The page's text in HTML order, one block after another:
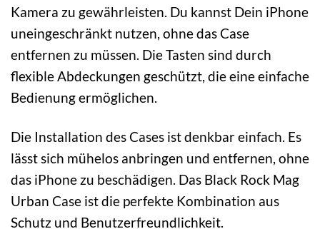
Kamera zu gewährleisten. Du kannst Dein iPhone
uneingeschränkt nutzen, ohne das Case
entfernen zu müssen. Die Tasten sind durch
flexible Abdeckungen geschützt, die eine einfache
Bedienung ermöglichen.
Die Installation des Cases ist denkbar einfach. Es
lässt sich mühelos anbringen und entfernen, ohne
das iPhone zu beschädigen. Das Black Rock Mag
Urban Case ist die perfekte Kombination aus
Schutz und Benutzerfreundlichkeit.